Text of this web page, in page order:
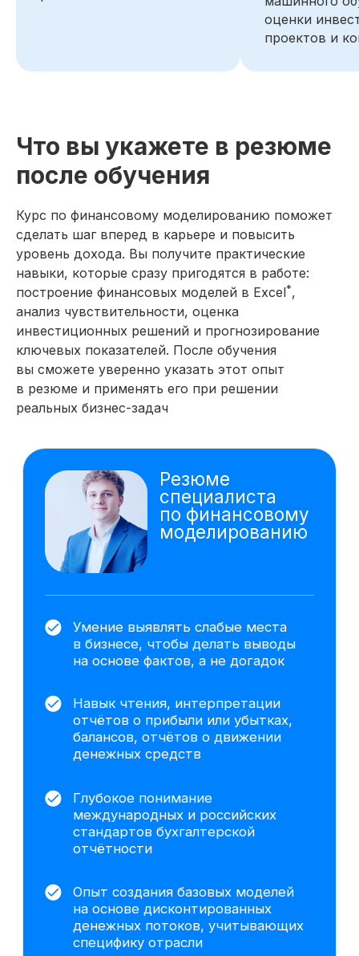
оценки
проектов и
Что вы укажете в резюме
после обучения
Курс по финансовому моделированию поможет
сделать шаг вперед в карьере и повысить
уровень дохода. Вы получите практические
навыки, которые сразу пригодятся в работе:
построение финансовых моделей в Excel*,
анализ чувствительности, оценка
инвестиционных решений и прогнозирование
ключевых показателей. После обучения
вы сможете уверенно указать этот опыт
в резюме и применять его при решении
реальных бизнес-задач
На основе исследования 1580
вакансий hh.ru мы выделяем наиболее
важные навыки, которым клиенты
обучаются на курсе
Технические инструменты.
Дополнительные навыки
ChatGPT
PromptCowboy
Хотите понять,
подходит ли
вам данный
курс?